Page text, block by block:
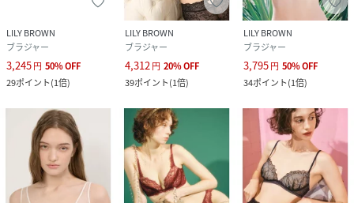
レディース
原産国 中国
素材
◇フラッフィーワッフル ノンワイヤーブラ・シ
4%/裏地:綿100%◇パールストラップ ノンワイ
ヤーブラ・ショーツセットポリエステル100%/
別布:チュール部 ナイロン100%/裏地:綿100%[シ
ョーツ]ナイロン85%,ポリウレタン15%/別布:チ
ュール部 ナイロン100%/裏地:綿100%◇ノンワ
イヤーブラ・ショーツセット / バックシャンポリ
エステル96%,ポリウレタン4%/裏地:綿100%
LILY BROWN
ブラジャー
3,245円 50%OFF
29ポイント(1倍)
LILY BROWN
ブラジャー
4,312円 20%OFF
39ポイント(1倍)
LILY BROWN
ブラジャー
3,795円 50%OFF
34ポイント(1倍)